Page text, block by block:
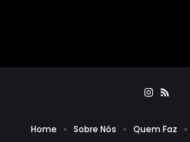
Home Sobre Nós Quem Faz